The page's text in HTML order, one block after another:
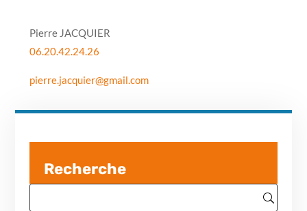
Pierre JACQUIER
06.20.42.24.26
pierre.jacquier@gmail.com
Recherche